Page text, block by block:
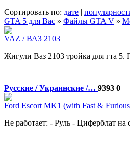
Сортировать по: дате |
GTA 5 для Вас » Файлы GTA V »
VAZ / ВАЗ 2103
Жигули Ваз 2103 тройка для гта 5.
Русские / Украинские /… 9393 0
Ford Escort MK1 (with Fast &
Не работает: - Руль - Циферблат